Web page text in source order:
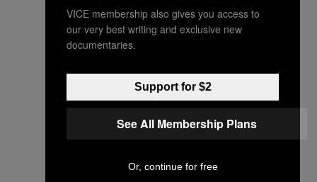
VICE membership also gives you access to
our very best writing and exclusive new
documentaries.
Support for $2
See All Membership Plans
Or, continue for free